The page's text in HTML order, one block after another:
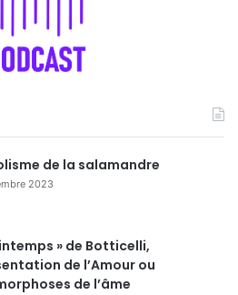
de la salamandre
2023
» de Botticelli,
de l’Amour ou
de l’âme